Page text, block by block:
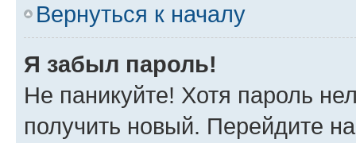
Вернуться к началу
Я забыл пароль!
Не паникуйте! Хотя пароль
получить новый. Перейдите